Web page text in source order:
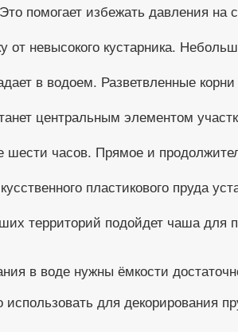
помогает избежать давления на
невысокого кустарника.
в водоем. Разветвленные
центральным элементом
часов. Прямое и
пластикового пруда
территорий подойдет чаша для
в воде нужны ёмкости
для декорирования